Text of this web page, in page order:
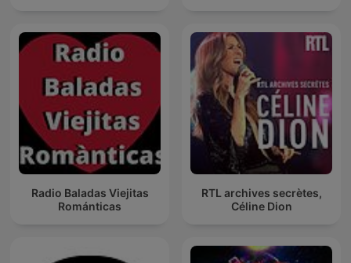
Radio Baladas Viejitas
Románticas
RTL archives secrètes,
Céline Dion